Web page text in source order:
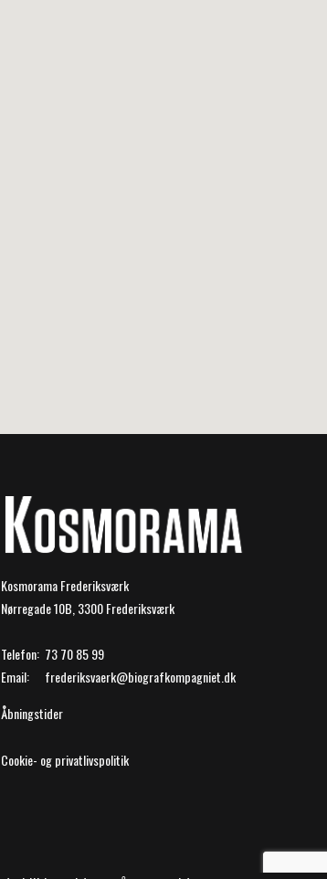
Kosmorama Frederiksværk
Nørregade 10B, 3300 Frederiksværk
Telefon: 73 70 85 99
Email:
frederiksvaerk@biografkompagniet.dk
Åbningstider
Cookie- og privatlivspolitik